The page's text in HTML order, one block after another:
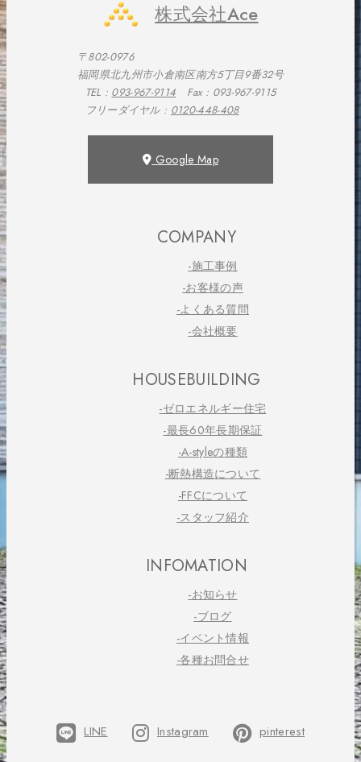
株式会社Ace
〒802-0976
福岡県北九州市小倉南区南方5丁目9番32号
TEL : 093-967-9114 Fax : 093-967-9115
フリーダイヤル : 0120-448-408
Google Map
COMPANY
-施工事例
-お客様の声
-よくある質問
-会社概要
HOUSEBUILDING
-ゼロエネルギー住宅
-最長60年長期保証
-A-styleの種類
-断熱構造について
-FFCについて
-スタッフ紹介
INFOMATION
-お知らせ
-ブログ
-イベント情報
-各種お問合せ
LINE Instagram pinterest